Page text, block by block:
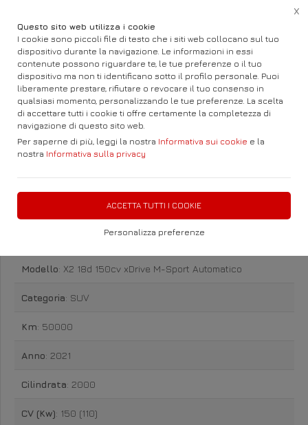
Questo sito web utilizza i cookie
I cookie sono piccoli file di testo che i siti web collocano sul tuo
dispositivo durante la navigazione. Le informazioni in essi
contenute possono riguardare te, le tue preferenze o il tuo
dispositivo ma non ti identificano sotto il profilo personale. Puoi
liberamente prestare, rifiutare o revocare il tuo consenso in
qualsiasi momento, personalizzando le tue preferenze. La scelta
di accettare tutti i cookie ti offre certamente la completezza di
navigazione di questo sito web.
Per saperne di più, leggi la nostra Informativa sui cookie e la
nostra Informativa sulla privacy
ACCETTA TUTTI I COOKIE
Personalizza preferenze
X
Home Auto e Fuoristrada X2
BMW X2 18d 150cv xDrive M-
Sport Automatico Diesel
Modello: X2 18d 150cv xDrive M-Sport Automatico
Categoria: SUV
Km: 50000
Anno: 2021
Cilindrata: 2000
CV (Kw): 150 (110)